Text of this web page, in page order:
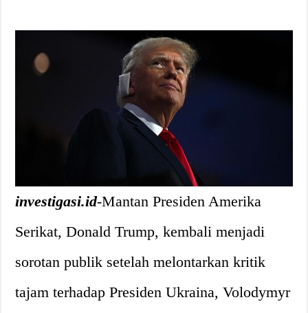
investigasi.id-Mantan Presiden Amerika
Serikat, Donald Trump, kembali menjadi
sorotan publik setelah melontarkan kritik
tajam terhadap Presiden Ukraina, Volodymyr